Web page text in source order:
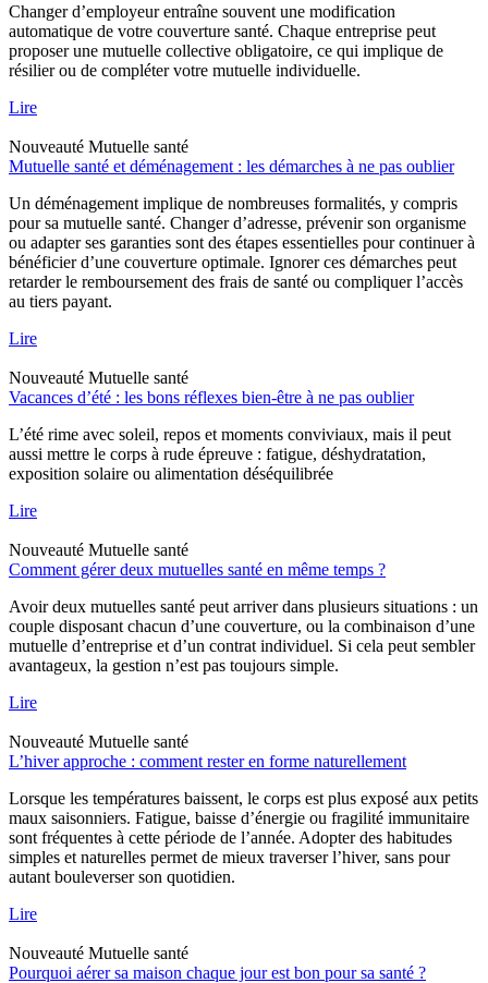
Changer d’employeur entraîne souvent une modification
automatique de votre couverture santé. Chaque entreprise peut
proposer une mutuelle collective obligatoire, ce qui implique de
résilier ou de compléter votre mutuelle individuelle.
Lire
Nouveauté Mutuelle santé
Mutuelle santé et déménagement : les démarches à ne pas oublier
Un déménagement implique de nombreuses formalités, y compris
pour sa mutuelle santé. Changer d’adresse, prévenir son organisme
ou adapter ses garanties sont des étapes essentielles pour continuer à
bénéficier d’une couverture optimale. Ignorer ces démarches peut
retarder le remboursement des frais de santé ou compliquer l’accès
au tiers payant.
Lire
Nouveauté Mutuelle santé
Vacances d’été : les bons réflexes bien-être à ne pas oublier
L’été rime avec soleil, repos et moments conviviaux, mais il peut
aussi mettre le corps à rude épreuve : fatigue, déshydratation,
exposition solaire ou alimentation déséquilibrée
Lire
Nouveauté Mutuelle santé
Comment gérer deux mutuelles santé en même temps ?
Avoir deux mutuelles santé peut arriver dans plusieurs situations : un
couple disposant chacun d’une couverture, ou la combinaison d’une
mutuelle d’entreprise et d’un contrat individuel. Si cela peut sembler
avantageux, la gestion n’est pas toujours simple.
Lire
Nouveauté Mutuelle santé
L’hiver approche : comment rester en forme naturellement
Lorsque les températures baissent, le corps est plus exposé aux petits
maux saisonniers. Fatigue, baisse d’énergie ou fragilité immunitaire
sont fréquentes à cette période de l’année. Adopter des habitudes
simples et naturelles permet de mieux traverser l’hiver, sans pour
autant bouleverser son quotidien.
Lire
Nouveauté Mutuelle santé
Pourquoi aérer sa maison chaque jour est bon pour sa santé ?